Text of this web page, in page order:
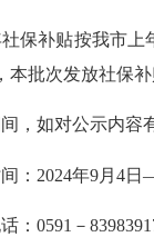
补贴按我市上年
本批次发放社保
如对公示内容有
2024年9月4日
0591－